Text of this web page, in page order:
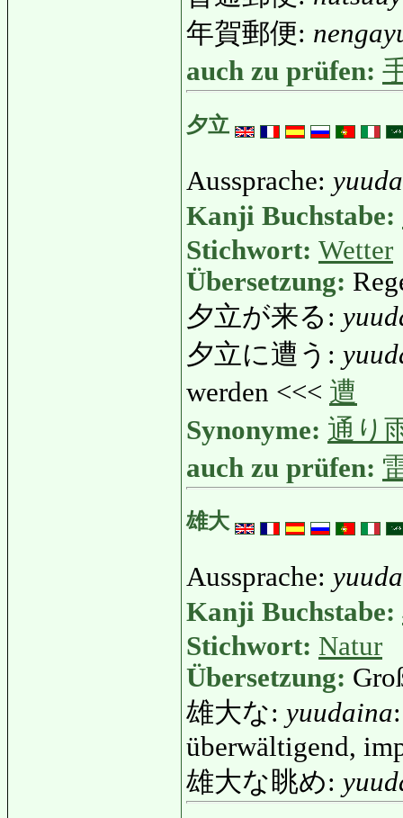
年賀郵便:
auch zu prüfen:
夕立
Aussprache:
Kanji Buchstabe:
Stichwort: Wetter
Übersetzung:
夕立が来る:
夕立に遭う:
werden <<< 遭
Synonyme: 通り
auch zu prüfen:
雄大
Aussprache:
Kanji Buchstabe:
Stichwort: Natur
Übersetzung:
雄大な: yuudaina
überwältigend,
雄大な眺め: